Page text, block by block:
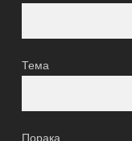
Тема
Порака